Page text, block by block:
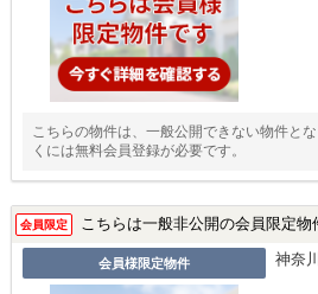
こちらの物件は、一般公開できない物件と
くには無料会員登録が必要です。
会員限定 こちらは一般非公開の会員限定物
会員様限定物件 神奈